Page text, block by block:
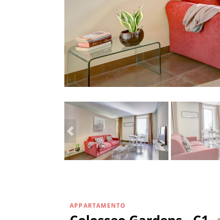
APPARTAMENTO